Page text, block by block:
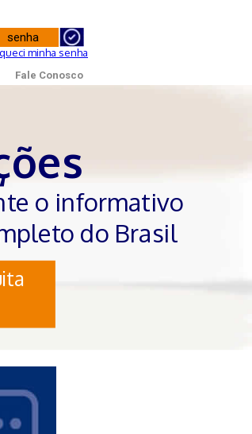
minha senha
Fale Conosco
o informativo
do Brasil